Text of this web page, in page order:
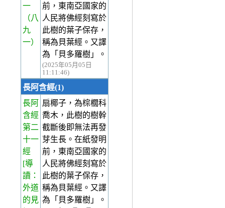
一
（八
九
一）
前，東南亞國家的
人民將佛經刻寫於
此樹的葉子保存，
稱為貝葉經。又譯
為「貝多羅樹」。
(2025年05月05日
11:11:46)
長阿含經(1)
長阿
含經
第二
十一
經
[導
讀：
外道
的見
扇椰子，為棕櫚科
喬木，此樹的樹幹
截斷後即無法再發
芽生長。在紙發明
前，東南亞國家的
人民將佛經刻寫於
此樹的葉子保存，
稱為貝葉經。又譯
為「貝多羅樹」。